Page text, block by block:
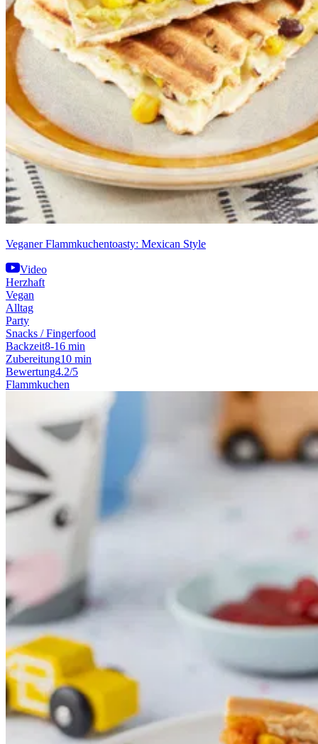
Veganer Flammkuchentoasty: Mexican Style
Video
Herzhaft
Vegan
Alltag
Party
Snacks / Fingerfood
Backzeit8-16 min
Zubereitung10 min
Bewertung4.2/5
Flammkuchen